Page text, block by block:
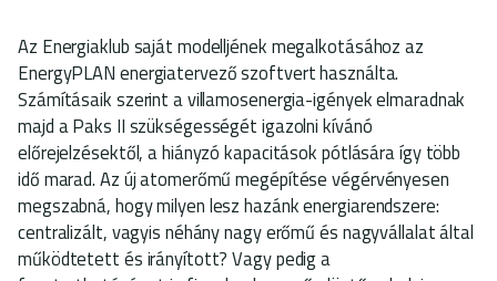
Az Energiaklub saját modelljének megalkotásához az
EnergyPLAN energiatervező szoftvert használta.
Számításaik szerint a villamosenergia-igények elmaradnak
majd a Paks II szükségességét igazolni kívánó
előrejelzésektől, a hiányzó kapacitások pótlására így több
idő marad. Az új atomerőmű megépítése végérvényesen
megszabná, hogy milyen lesz hazánk energiarendszere:
centralizált, vagyis néhány nagy erőmű és nagyvállalat által
működtetett és irányított? Vagy pedig a